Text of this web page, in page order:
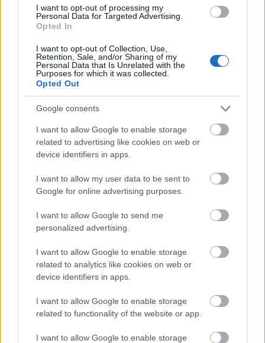
I want to opt-out of processing my
Personal Data for Targeted Advertising.
Opted In
I want to opt-out of Collection, Use,
Retention, Sale, and/or Sharing of my
Personal Data that Is Unrelated with the
Purposes for which it was collected.
Opted Out
Google consents
I want to allow Google to enable storage
related to advertising like cookies on web or
device identifiers in apps.
I want to allow my user data to be sent to
Google for online advertising purposes.
I want to allow Google to send me
personalized advertising.
I want to allow Google to enable storage
related to analytics like cookies on web or
device identifiers in apps.
I want to allow Google to enable storage
related to functionality of the website or app.
I want to allow Google to enable storage
Szilárddal, a magyar musical rendezőjével a három Kőnig
tanár úrról, és az ő Vitay Georginájáról is beszélgettünk.
tovább
Szabó Magda levelek ajándékba
2013. 12. 05.|Kultúrpart
Szabó Magda író személyes hangú levelei
veszprémiLaczkó DezsőMúzeumnak Tungli M. Klára költő.
tovább